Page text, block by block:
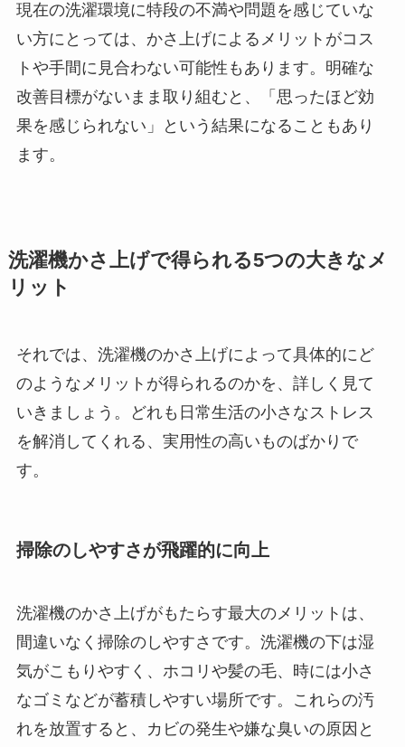
現在の洗濯環境に特段の不満や問題を感じていな
い方にとっては、かさ上げによるメリットがコス
トや手間に見合わない可能性もあります。明確な
改善目標がないまま取り組むと、「思ったほど効
果を感じられない」という結果になることもあり
ます。
洗濯機かさ上げで得られる5つの大きなメ
リット
それでは、洗濯機のかさ上げによって具体的にど
のようなメリットが得られるのかを、詳しく見て
いきましょう。どれも日常生活の小さなストレス
を解消してくれる、実用性の高いものばかりで
す。
掃除のしやすさが飛躍的に向上
洗濯機のかさ上げがもたらす最大のメリットは、
間違いなく掃除のしやすさです。洗濯機の下は湿
気がこもりやすく、ホコリや髪の毛、時には小さ
なゴミなどが蓄積しやすい場所です。これらの汚
れを放置すると、カビの発生や嫌な臭いの原因と